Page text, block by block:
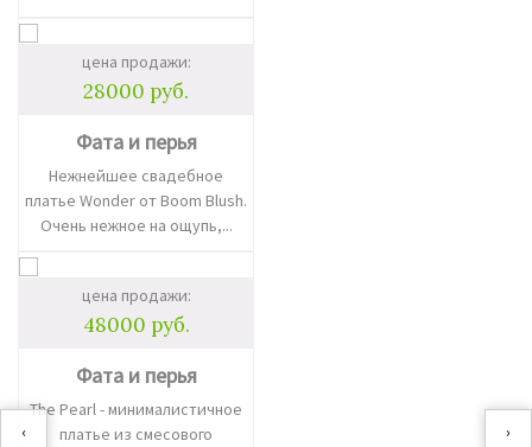
цена продажи:
28000 руб.
Фата и перья
Нежнейшее свадебное
платье Wonder от Boom Blush.
Очень нежное на ощупь,...
цена продажи:
48000 руб.
Фата и перья
The Pearl - минималистичное
платье из смесового
‹ ›